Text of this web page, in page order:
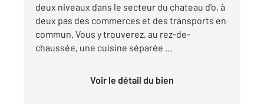
deux niveaux dans le secteur du chateau d'o, à
deux pas des commerces et des transports en
commun. Vous y trouverez, au rez-de-
chaussée, une cuisine séparée ...
Voir le détail du bien